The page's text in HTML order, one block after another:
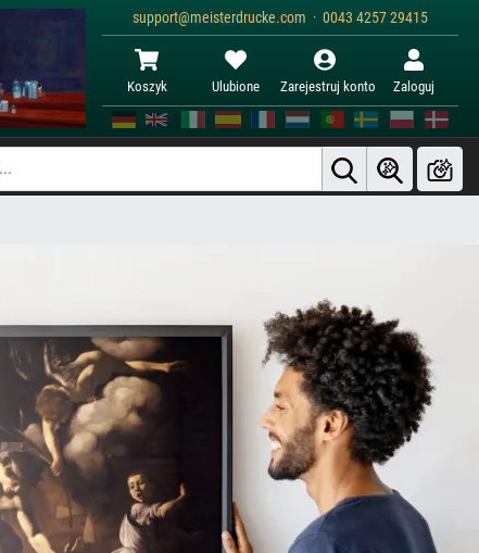
support@meisterdrucke.com · 0043 4257 29415
Koszyk Ulubione Zarejestruj konto Zaloguj